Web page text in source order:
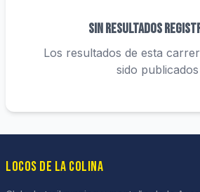
Sin resultados
Los resultados de esta
sido publicados
LOCOS DE LA COLINA